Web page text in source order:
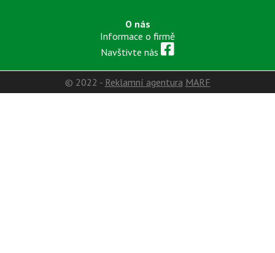
O nás
Informace o firmě
Navštivte nás
© 2022 - Reklamní agentura MARF